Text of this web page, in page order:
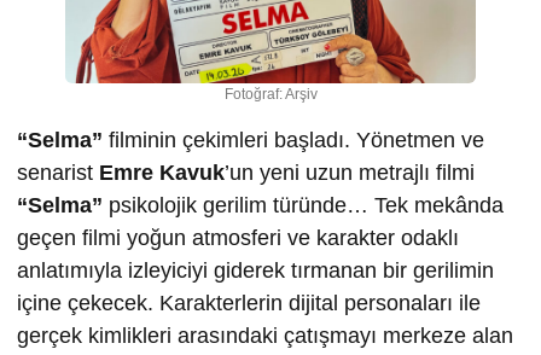
Fotoğraf: Arşiv
“Selma” filminin çekimleri başladı. Yönetmen ve
senarist Emre Kavuk’un yeni uzun metrajlı filmi
“Selma” psikolojik gerilim türünde… Tek mekânda
geçen filmi yoğun atmosferi ve karakter odaklı
anlatımıyla izleyiciyi giderek tırmanan bir gerilimin
içine çekecek. Karakterlerin dijital personaları ile
gerçek kimlikleri arasındaki çatışmayı merkeze alan